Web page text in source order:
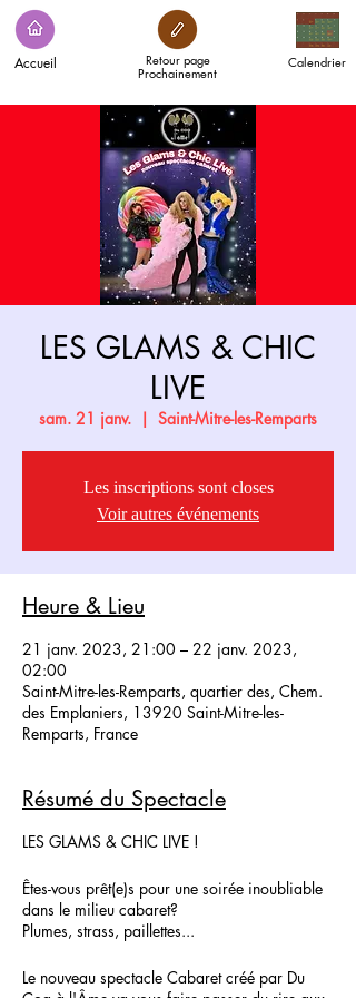
Accueil Calendrier
Retour page
Prochainement
LES GLAMS & CHIC
LIVE
sam. 21 janv.
  |
Saint-Mitre-les-Remparts
Les inscriptions sont closes
Voir autres événements
Heure & Lieu
21 janv. 2023, 21:00 – 22 janv. 2023,
02:00
Saint-Mitre-les-Remparts, quartier des, Chem.
des Emplaniers, 13920 Saint-Mitre-les-
Remparts, France
Résumé du Spectacle
LES GLAMS & CHIC LIVE !
Êtes-vous prêt(e)s pour une soirée inoubliable
dans le milieu cabaret?
Plumes, strass, paillettes...
Le nouveau spectacle Cabaret créé par Du